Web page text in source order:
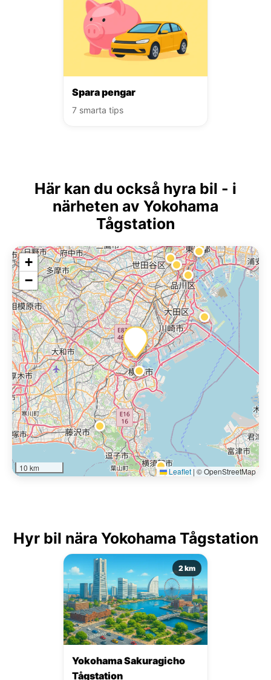
Spara pengar
7 smarta tips
Här kan du också hyra bil - i
närheten av Yokohama
Tågstation
+
−
10 km Leaflet | © OpenStreetMap
Hyr bil nära Yokohama Tågstation
2 km
Yokohama Sakuragicho
Tågstation